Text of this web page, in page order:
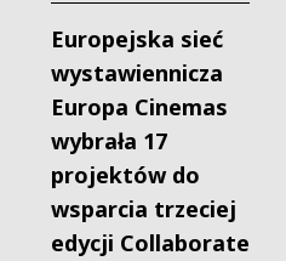
Europejska sieć
wystawiennicza
Europa Cinemas
wybrała 17
projektów do
wsparcia trzeciej
edycji Collaborate